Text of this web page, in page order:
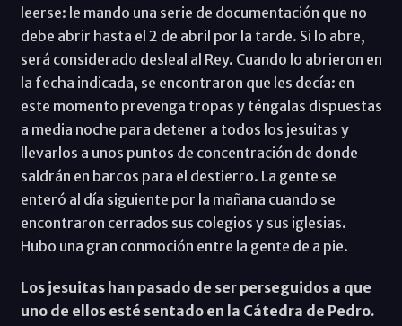
leerse: le mando una serie de documentación que no
debe abrir hasta el 2 de abril por la tarde. Si lo abre,
será considerado desleal al Rey. Cuando lo abrieron en
la fecha indicada, se encontraron que les decía: en
este momento prevenga tropas y téngalas dispuestas
a media noche para detener a todos los jesuitas y
llevarlos a unos puntos de concentración de donde
saldrán en barcos para el destierro. La gente se
enteró al día siguiente por la mañana cuando se
encontraron cerrados sus colegios y sus iglesias.
Hubo una gran conmoción entre la gente de a pie.
Los jesuitas han pasado de ser perseguidos a que
uno de ellos esté sentado en la Cátedra de Pedro.